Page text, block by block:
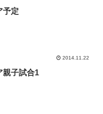
予定
2014.11.22
親子試合1